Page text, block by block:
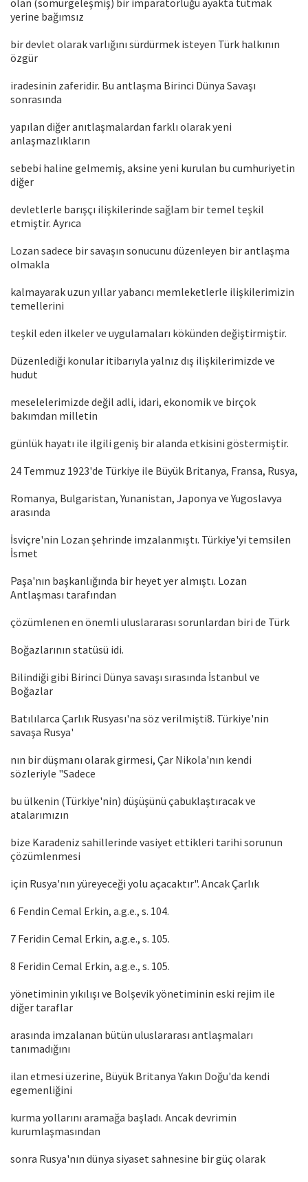
olan (sömürgeleşmiş) bir imparatorluğu ayakta tutmak
yerine bağımsız
bir devlet olarak varlığını sürdürmek isteyen Türk halkının
özgür
iradesinin zaferidir. Bu antlaşma Birinci Dünya Savaşı
sonrasında
yapılan diğer anıtlaşmalardan farklı olarak yeni
anlaşmazlıkların
sebebi haline gelmemiş, aksine yeni kurulan bu cumhuriyetin
diğer
devletlerle barışçı ilişkilerinde sağlam bir temel teşkil
etmiştir. Ayrıca
Lozan sadece bir savaşın sonucunu düzenleyen bir antlaşma
olmakla
kalmayarak uzun yıllar yabancı memleketlerle ilişkilerimizin
temellerini
teşkil eden ilkeler ve uygulamaları kökünden değiştirmiştir.
Düzenlediği konular itibarıyla yalnız dış ilişkilerimizde ve
hudut
meselelerimizde değil adli, idari, ekonomik ve birçok
bakımdan milletin
günlük hayatı ile ilgili geniş bir alanda etkisini göstermiştir.
24 Temmuz 1923'de Türkiye ile Büyük Britanya, Fransa, Rusya,
Romanya, Bulgaristan, Yunanistan, Japonya ve Yugoslavya
arasında
İsviçre'nin Lozan şehrinde imzalanmıştı. Türkiye'yi temsilen
İsmet
Paşa'nın başkanlığında bir heyet yer almıştı. Lozan
Antlaşması tarafından
çözümlenen en önemli uluslararası sorunlardan biri de Türk
Boğazlarının statüsü idi.
Bilindiği gibi Birinci Dünya savaşı sırasında İstanbul ve
Boğazlar
Batılılarca Çarlık Rusyası'na söz verilmişti8. Türkiye'nin
savaşa Rusya'
nın bir düşmanı olarak girmesi, Çar Nikola'nın kendi
sözleriyle "Sadece
bu ülkenin (Türkiye'nin) düşüşünü çabuklaştıracak ve
atalarımızın
bize Karadeniz sahillerinde vasiyet ettikleri tarihi sorunun
çözümlenmesi
için Rusya'nın yüreyeceği yolu açacaktır". Ancak Çarlık
6 Fendin Cemal Erkin, a.g.e., s. 104.
7 Feridin Cemal Erkin, a.g.e., s. 105.
8 Feridin Cemal Erkin, a.g.e., s. 105.
yönetiminin yıkılışı ve Bolşevik yönetiminin eski rejim ile
diğer taraflar
arasında imzalanan bütün uluslararası antlaşmaları
tanımadığını
ilan etmesi üzerine, Büyük Britanya Yakın Doğu'da kendi
egemenliğini
kurma yollarını aramağa başladı. Ancak devrimin
kurumlaşmasından
sonra Rusya'nın dünya siyaset sahnesine bir güç olarak